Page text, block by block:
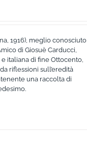
1916), meglio conosciuto
di Giosuè Carducci,
italiana di fine Ottocento,
riflessioni sull’eredità
una raccolta di